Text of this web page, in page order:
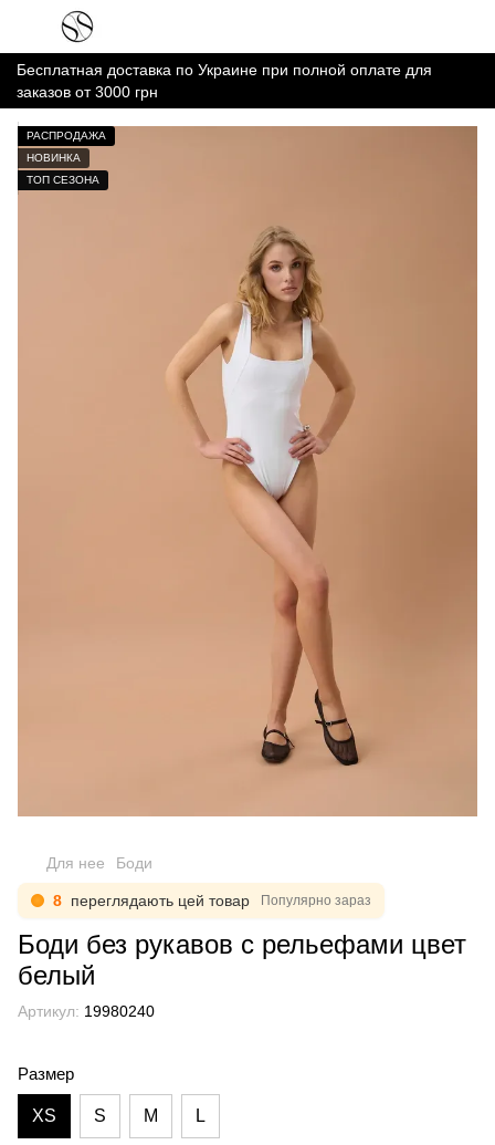
Бесплатная доставка по Украине при полной оплате для
заказов от 3000 грн
РАСПРОДАЖА
НОВИНКА
ТОП СЕЗОНА
Для нее Боди
8 переглядають цей товар Популярно зараз
Боди без рукавов с рельефами цвет
белый
Артикул: 19980240
Размер
XS S M L